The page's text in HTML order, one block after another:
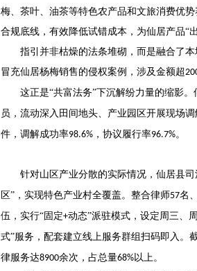
梅、茶叶、油茶等特色农产品和文旅消费优
合规底线，有效降低试错成本，为仙居产品“
指引并非枯燥的法条堆砌，而是融合了
冒充仙居杨梅销售的侵权案例，涉及金额超
这正是“共富法务”下沉解纷力量的缩影
员，流动深入田间地头、产业园区开展现场
件，调解成功率98.6% ，协议履行率96.7%。
针对山区产业分散的实际情况，仙居县
区”，实现特色产业村全覆盖。整合律师57名
伍，实行“固定+动态”派驻模式，设定周三、
式”服务，配套建立线上服务群组扫码即入。
律服务达8900余次，占总量68%以上。